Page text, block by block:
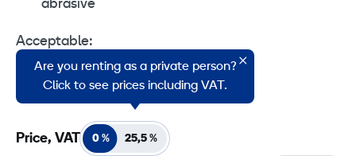
abrasive
Acceptable:
Asphalt
Are you renting as a private person?
Click to see prices including VAT.
Price, VAT 0 % 25,5 %